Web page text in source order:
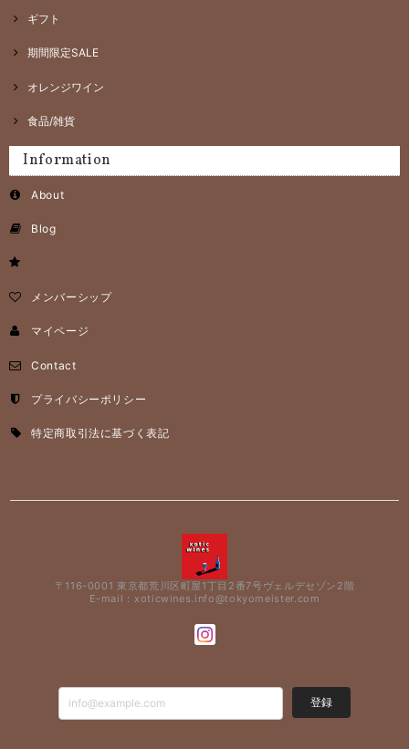
ギフト
期間限定SALE
オレンジワイン
食品/雑貨
Information
About
Blog
メンバーシップ
マイページ
Contact
プライバシーポリシー
特定商取引法に基づく表記
〒116-0001 東京都荒川区町屋1丁目2番7号ヴェルデセゾン2階
E-mail： xoticwines.info@tokyomeister.com
登録